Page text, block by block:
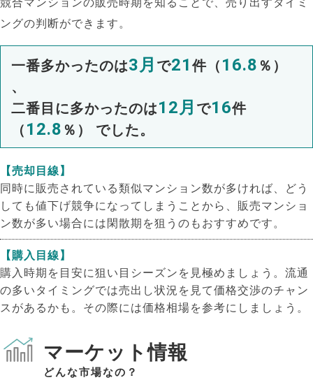
ングの判断ができます。
一番多かったのは3月 で21 件（ 16.8 ％）
、
二番目に多かったのは12月 で16件
（ 12.8 ％） でした。
【売却目線】
同時に販売されている類似マンション数が多ければ、どう
しても値下げ競争になってしまうことから、販売マンショ
ン数が多い場合には閑散期を狙うのもおすすめです。
【購入目線】
購入時期を目安に狙い目シーズンを見極めましょう。流通
の多いタイミングでは売出し状況を見て価格交渉のチャン
スがあるかも。その際には価格相場を参考にしましょう。
マーケット情報
どんな市場なの？